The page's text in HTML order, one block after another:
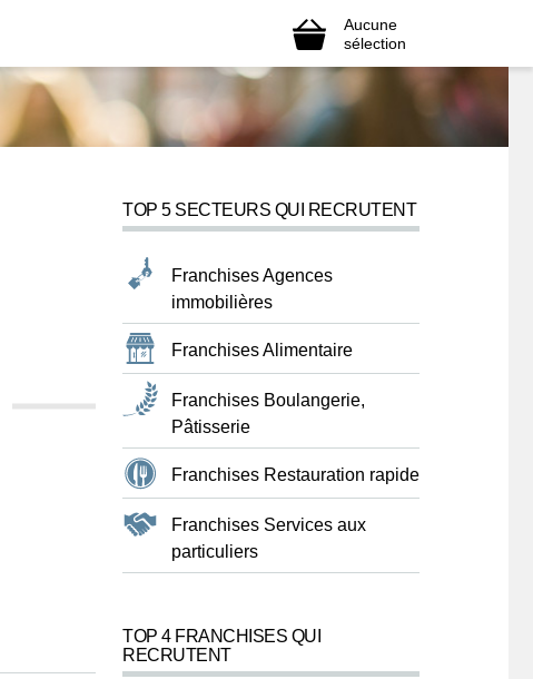
Aucune
sélection
TOP 5 SECTEURS QUI RECRUTENT
Franchises Agences
immobilières
Franchises Alimentaire
Franchises Boulangerie,
Pâtisserie
Franchises Restauration rapide
Franchises Services aux
particuliers
TOP 4 FRANCHISES QUI
RECRUTENT